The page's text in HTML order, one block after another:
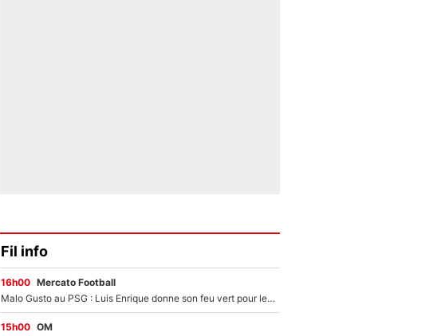
Fil info
16h00 Mercato Football
Malo Gusto au PSG : Luis Enrique donne son feu vert pour le transfert du Français qui pourrait atteindre une somme record
15h00 OM